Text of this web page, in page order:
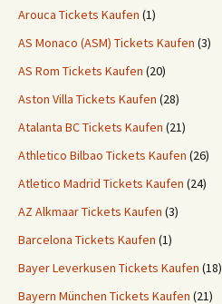
Arouca Tickets Kaufen (1)
AS Monaco (ASM) Tickets Kaufen (3)
AS Rom Tickets Kaufen (20)
Aston Villa Tickets Kaufen (28)
Atalanta BC Tickets Kaufen (21)
Athletico Bilbao Tickets Kaufen (26)
Atletico Madrid Tickets Kaufen (24)
AZ Alkmaar Tickets Kaufen (3)
Barcelona Tickets Kaufen (1)
Bayer Leverkusen Tickets Kaufen (18)
Bayern München Tickets Kaufen (21)